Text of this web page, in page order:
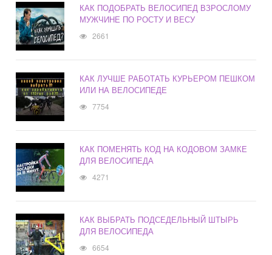
КАК ПОДОБРАТЬ ВЕЛОСИПЕД ВЗРОСЛОМУ
МУЖЧИНЕ ПО РОСТУ И ВЕСУ
2661
КАК ЛУЧШЕ РАБОТАТЬ КУРЬЕРОМ ПЕШКОМ
ИЛИ НА ВЕЛОСИПЕДЕ
7754
КАК ПОМЕНЯТЬ КОД НА КОДОВОМ ЗАМКЕ
ДЛЯ ВЕЛОСИПЕДА
4271
КАК ВЫБРАТЬ ПОДСЕДЕЛЬНЫЙ ШТЫРЬ
ДЛЯ ВЕЛОСИПЕДА
6654